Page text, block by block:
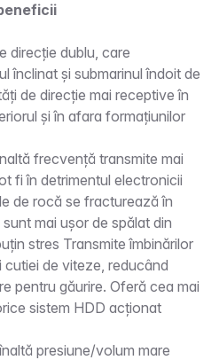
direcție dublu, care
înclinat și submarinul îndoit de
de direcție mai receptive în
și în afara formațiunilor
frecvență transmite mai
fi în detrimentul electronicii
de rocă se fracturează în
mai ușor de spălat din
stres Transmite îmbinărilor
cutiei de viteze, reducând
pentru găurire. Oferă cea mai
sistem HDD acționat
presiune/volum mare